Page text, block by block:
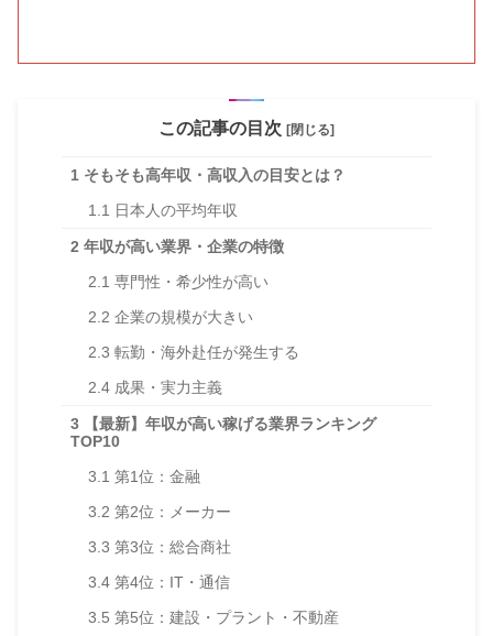
この記事の目次 [閉じる]
1 そもそも高年収・高収入の目安とは？
1.1 日本人の平均年収
2 年収が高い業界・企業の特徴
2.1 専門性・希少性が高い
2.2 企業の規模が大きい
2.3 転勤・海外赴任が発生する
2.4 成果・実力主義
3 【最新】年収が高い稼げる業界ランキング
TOP10
3.1 第1位：金融
3.2 第2位：メーカー
3.3 第3位：総合商社
3.4 第4位：IT・通信
3.5 第5位：建設・プラント・不動産